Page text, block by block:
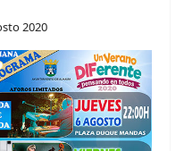
2020